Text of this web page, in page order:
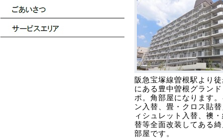
阪急宝塚線曽根駅より
にある豊中曽根グラン
ポ。角部屋になります
ン入替、畳・クロス貼
ィシュレット入替、襖
替等全面改装してある
部屋です。